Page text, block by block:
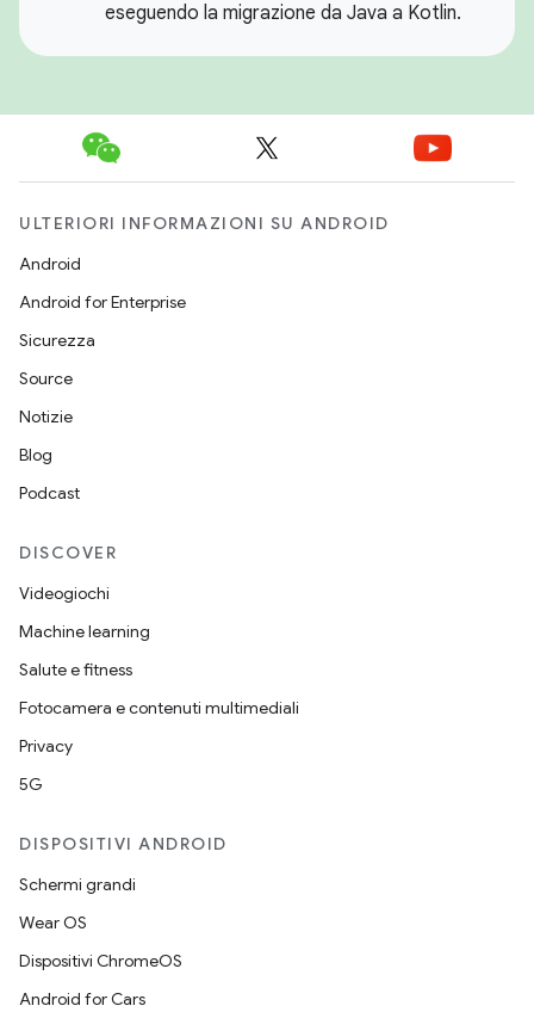
eseguendo la migrazione da Java a Kotlin.
ULTERIORI INFORMAZIONI SU ANDROID
Android
Android for Enterprise
Sicurezza
Source
Notizie
Blog
Podcast
DISCOVER
Videogiochi
Machine learning
Salute e fitness
Fotocamera e contenuti multimediali
Privacy
5G
DISPOSITIVI ANDROID
Schermi grandi
Wear OS
Dispositivi ChromeOS
Android for Cars